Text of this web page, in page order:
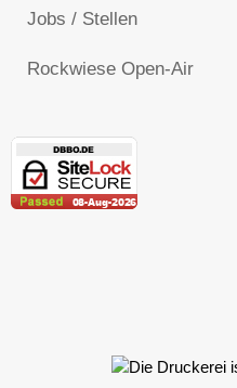
Jobs / Stellen
Rockwiese Open-Air